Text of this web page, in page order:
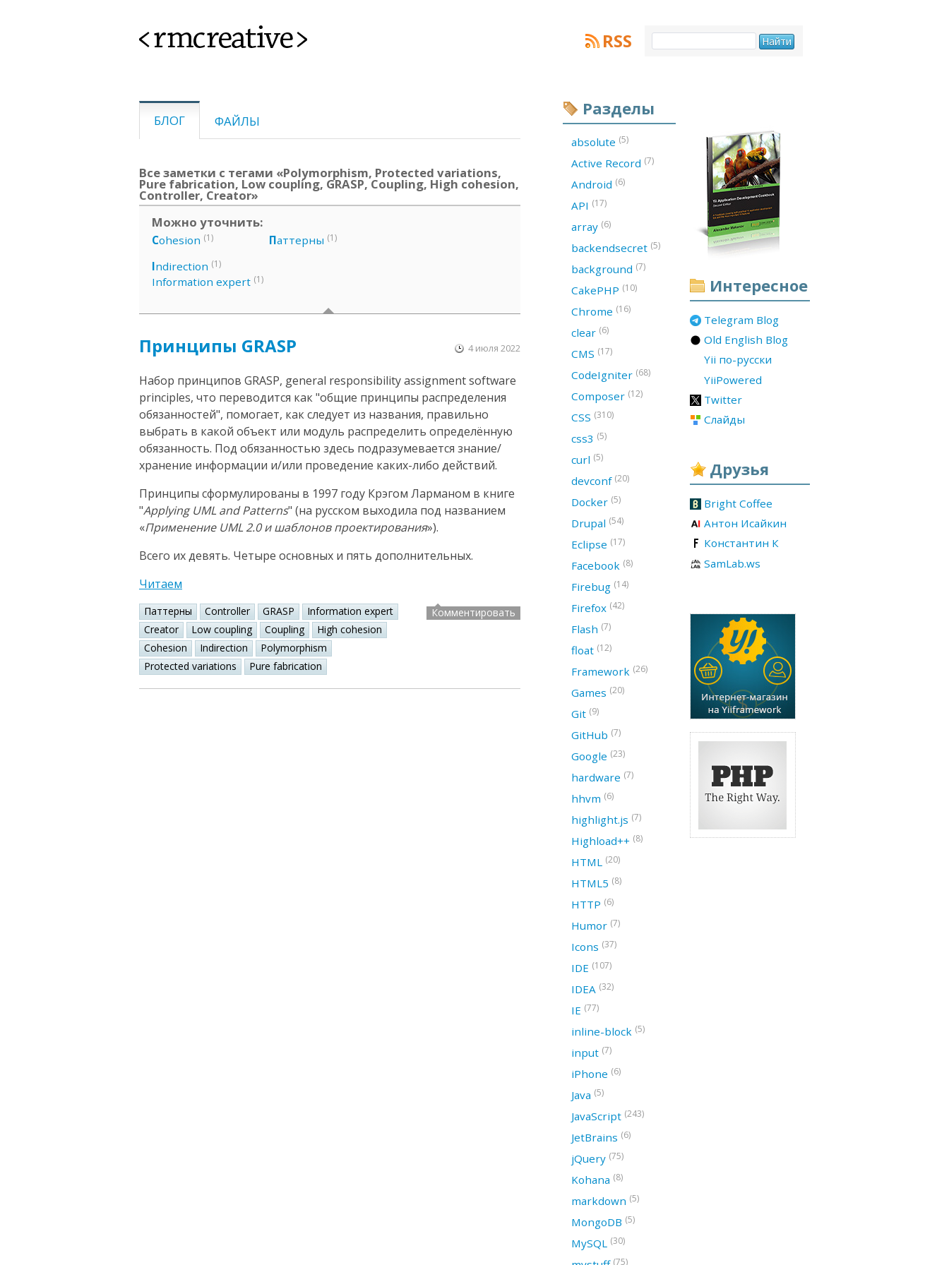
<rmcreative> RSS
БЛОГ ФАЙЛЫ
Все заметки с тегами «Polymorphism, Protected variations,
Pure fabrication, Low coupling, GRASP, Coupling, High cohesion,
Controller, Creator»
Можно уточнить:
Cohesion (1)
Indirection (1)
Information expert (1)
Паттерны (1)
Принципы GRASP 4 июля 2022
Набор принципов GRASP, general responsibility assignment software
principles, что переводится как "общие принципы распределения
обязанностей", помогает, как следует из названия, правильно
выбрать в какой объект или модуль распределить определённую
обязанность. Под обязанностью здесь подразумевается знание/
хранение информации и/или проведение каких-либо действий.
Принципы сформулированы в 1997 году Крэгом Ларманом в книге
"Applying UML and Patterns" (на русском выходила под названием
«Применение UML 2.0 и шаблонов проектирования»).
Всего их девять. Четыре основных и пять дополнительных.
Читаем
Паттерны Controller GRASP
Information expert
Creator
Low coupling Coupling
High cohesion
Cohesion
Indirection
Polymorphism
Protected variations
Pure fabrication
Комментировать
Интересное
Telegram Blog
Old English Blog
Yii по-русски
YiiPowered
Twitter
Слайды
Друзья
Bright Coffee
Антон Исайкин
Константин К
SamLab.ws
Разделы
absolute (5)
Active Record (7)
Android (6)
API (17)
array (6)
backendsecret (5)
background (7)
CakePHP (10)
Chrome (16)
clear (6)
CMS (17)
CodeIgniter (68)
Composer (12)
CSS (310)
css3 (5)
curl (5)
devconf (20)
Docker (5)
Drupal (54)
Eclipse (17)
Facebook (8)
Firebug (14)
Firefox (42)
Flash (7)
float (12)
Framework (26)
Games (20)
Git (9)
GitHub (7)
Google (23)
hardware (7)
hhvm (6)
highlight.js (7)
Highload++ (8)
HTML (20)
HTML5 (8)
HTTP (6)
Humor (7)
Icons (37)
IDE (107)
IDEA (32)
IE (77)
inline-block (5)
input (7)
iPhone (6)
Java (5)
JavaScript (243)
JetBrains (6)
jQuery (75)
Kohana (8)
markdown (5)
MongoDB (5)
MySQL (30)
(75)